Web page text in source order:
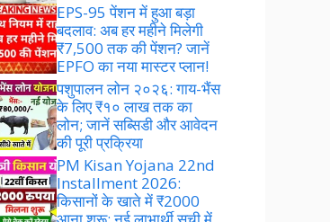
EPS-95 पेंशन में हुआ बड़ा
बदलाव: अब हर महीने मिलेगी
₹7,500 तक की पेंशन? जानें
EPFO का नया मास्टर प्लान!
पशुपालन लोन २०२६: गाय-भैंस
के लिए ₹१० लाख तक का
लोन; जानें सब्सिडी और आवेदन
की पूरी प्रक्रिया
PM Kisan Yojana 22nd
Installment 2026:
किसानों के खाते में ₹2000